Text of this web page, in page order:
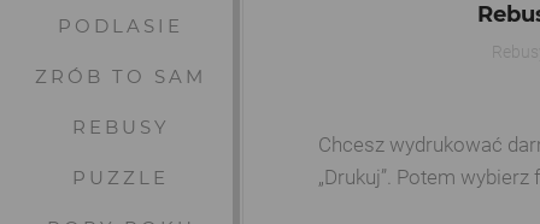
PODLASIE
ZRÓB TO SAM
REBUSY
PUZZLE
Rebusy
Chcesz wydrukować
„Drukuj”. Potem